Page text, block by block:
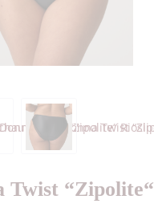
Twist “Zipolite“